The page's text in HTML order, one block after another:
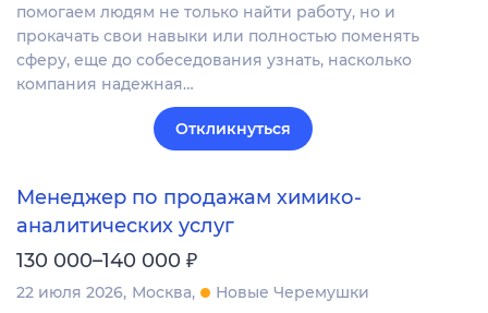
помогаем людям не только найти работу, но и
прокачать свои навыки или полностью поменять
сферу, еще до собеседования узнать, насколько
компания надежная…
Откликнуться
Менеджер по продажам химико-
аналитических услуг
130 000–140 000 ₽
22 июля 2026 Москва
Новые Черемушки